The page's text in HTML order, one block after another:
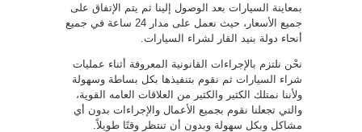
بمعاينة السيارات بعد الوصول إلينا ثم يتم الإتفاق على
جميع الأسعار، حيث نعمل على مدار 24 ساعة في جميع
أنحاء دولة بنيد القار لشراء السيارات.
نحْن نلتزم بالإجراءات القانونية المعروفة أثناء عمليات
شراء السيارات ثم نقوم بتنفيذها بكل بساطة وسهولة
ولأننا نمتلك الكثير والكثير من العلاقات العامه القوية،
والتي تجعلنا نقوم بجميع الأعمال والإجراءات بدون أي
مشاكل وبكل سهولة وبدون أن تنتظر وقتًا طويلاً.